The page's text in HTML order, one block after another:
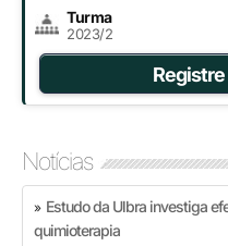
Turma
2023/2
Notícias
» Estudo da Ulbra investiga
quimioterapia